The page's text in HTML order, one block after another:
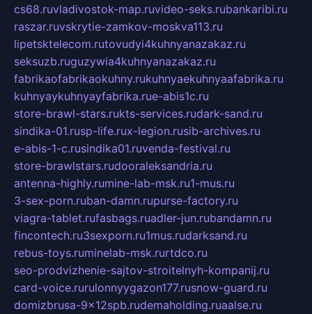
cs68.ruvladivostok-map.ruvideo-seks.rubankaribi.ru
raszar.ruvskrytie-zamkov-moskva113.ru
lipetsktelecom.rutovudyi4kuhnyanazakaz.ru
seksuzb.ruguzywia4kuhnyanazakaz.ru
fabrikaofabrikaokuhny.rukuhnyaekuhnyaafabrika.ru
kuhnyaykuhnyayfabrika.rue-abis1c.ru
store-brawl-stars.rukts-services.rudark-sand.ru
sindika-01.rusp-life.rux-legion.rusib-archives.ru
e-abis-1-c.rusindika01.ruvenda-festival.ru
store-brawlstars.rudooraleksandria.ru
antenna-highly.rumine-lab-msk.ru1-mus.ru
3-sex-porn.ruban-damn.rupurse-factory.ru
viagra-tablet.rufasbags.ruadler-jun.rubandamn.ru
fincontech.ru3sexporn.ru1mus.rudarksand.ru
rebus-toys.ruminelab-msk.rurtdco.ru
seo-prodvizhenie-sajtov-stroitelnyh-kompanij.ru
card-voice.rurulonnyygazon177.rusnow-guard.ru
domizbrusa-9x12spb.rudemaholding.ruaalse.ru